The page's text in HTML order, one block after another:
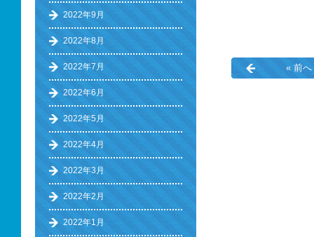
« 前へ
2022年9月
2022年8月
2022年7月
2022年6月
2022年5月
2022年4月
2022年3月
2022年2月
2022年1月